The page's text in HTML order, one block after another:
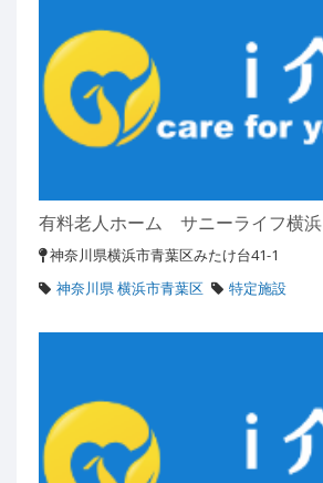
有料老人ホーム サニーライフ横浜
神奈川県横浜市青葉区みたけ台41-1
神奈川県 横浜市青葉区
特定施設